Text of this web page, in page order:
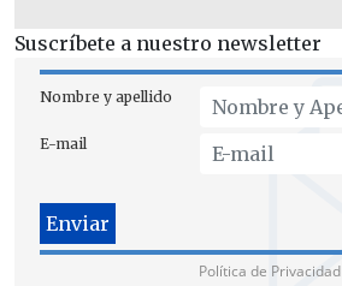
Suscríbete a nuestro newsletter
Nombre y apellido
E-mail
Política de Privacidad